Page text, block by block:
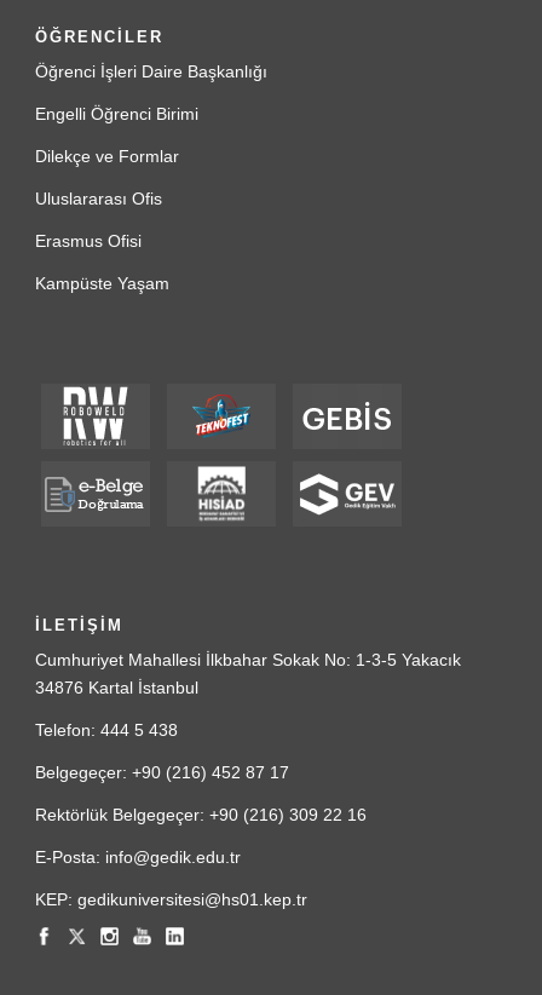
ÖĞRENCİLER
Öğrenci İşleri Daire Başkanlığı
Engelli Öğrenci Birimi
Dilekçe ve Formlar
Uluslararası Ofis
Erasmus Ofisi
Kampüste Yaşam
İLETİŞİM
Cumhuriyet Mahallesi İlkbahar Sokak No: 1-3-5 Yakacık
34876 Kartal İstanbul
Telefon: 444 5 438
Belgegeçer: +90 (216) 452 87 17
Rektörlük Belgegeçer: +90 (216) 309 22 16
E-Posta: info@gedik.edu.tr
KEP: gedikuniversitesi@hs01.kep.tr